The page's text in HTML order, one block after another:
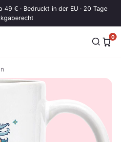
49 € · Bedruckt in der EU · 20 Tage
0